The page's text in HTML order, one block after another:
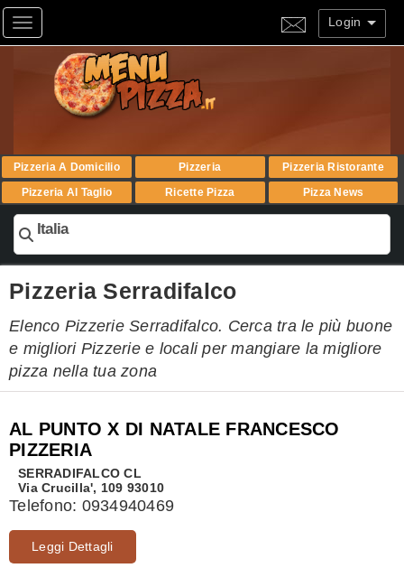
Toggle navigation Login
Pizzeria A Domicilio Pizzeria
Pizzeria Ristorante
Pizzeria Al Taglio
Ricette Pizza Pizza News
Italia
Pizzeria Serradifalco
Elenco Pizzerie Serradifalco. Cerca tra le più buone
e migliori Pizzerie e locali per mangiare la migliore
pizza nella tua zona
AL PUNTO X DI NATALE FRANCESCO
PIZZERIA
SERRADIFALCO CL
Via Crucilla', 109 93010
Telefono: 0934940469
Leggi Dettagli